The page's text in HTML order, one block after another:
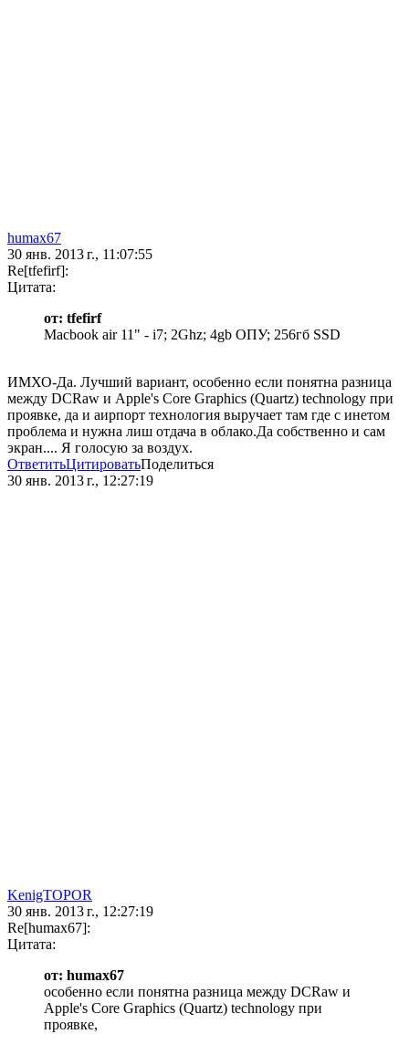
humax67
30 янв. 2013 г., 11:07:55
Re[tfefirf]:
Цитата:
от: tfefirf
Macbook air 11" - i7; 2Ghz; 4gb ОПУ; 256гб SSD
ИМХО-Да. Лучший вариант, особенно если понятна разница
между DCRaw и Apple's Core Graphics (Quartz) technology при
проявке, да и аирпорт технология выручает там где с инетом
проблема и нужна лиш отдача в облако.Да собственно и сам
экран.... Я голосую за воздух.
ОтветитьЦитироватьПоделиться
30 янв. 2013 г., 12:27:19
KenigTOPOR
30 янв. 2013 г., 12:27:19
Re[humax67]:
Цитата:
от: humax67
особенно если понятна разница между DCRaw и
Apple's Core Graphics (Quartz) technology при
проявке,